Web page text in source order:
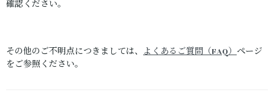
確認ください。
その他のご不明点につきましては、 よくあるご質問（FAQ）ページ
をご参照ください。